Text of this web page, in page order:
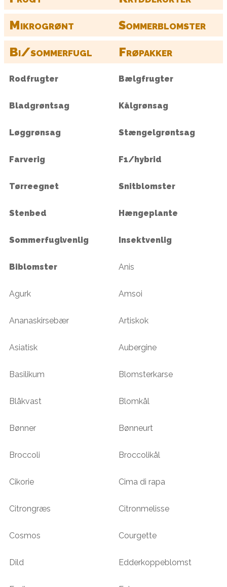
Mikrogrønt
Sommerblomster
Bi/sommerfugl
Frøpakker
Rodfrugter Bælgfrugter
Bladgrøntsag Kålgrønsag
Løggrønsag Stængelgrøntsag
Farverig F1/hybrid
Tørreegnet Snitblomster
Stenbed Hængeplante
Sommerfuglvenlig Insektvenlig
Biblomster Anis
Agurk Amsoi
Ananaskirsebær Artiskok
Asiatisk Aubergine
Basilikum Blomsterkarse
Blåkvast Blomkål
Bønner Bønneurt
Broccoli Broccolikål
Cikorie Cima di rapa
Citrongræs Citronmelisse
Cosmos Courgette
Dild Edderkoppeblomst